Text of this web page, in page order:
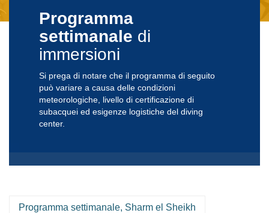
Programma
settimanale di
immersioni
Si prega di notare che il programma di seguito
può variare a causa delle condizioni
meteorologiche, livello di certificazione di
subacquei ed esigenze logistiche del diving
center.
Programma settimanale, Sharm el Sheikh